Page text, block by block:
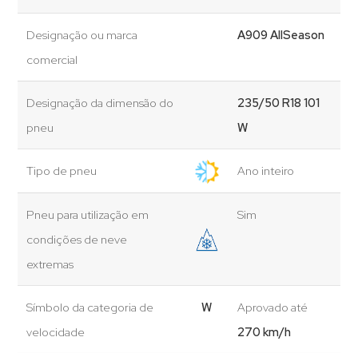
Designação ou marca
comercial
A909 AllSeason
Designação da dimensão do
pneu
235/50 R18 101
W
Tipo de pneu Ano inteiro
Pneu para utilização em
condições de neve
extremas
Sim
Símbolo da categoria de
velocidade
W
Aprovado até
270 km/h